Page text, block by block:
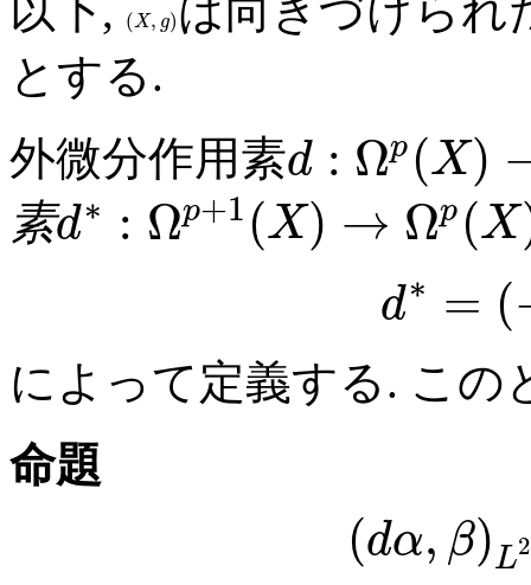
以下, (X, g) は向きづけられ
とする.
外微分作用素d : Ωp (X)
素d∗ : Ωp+1 (X) → Ωp (X
d∗ = (
によって定義する. この
命題
(dα, β)L2